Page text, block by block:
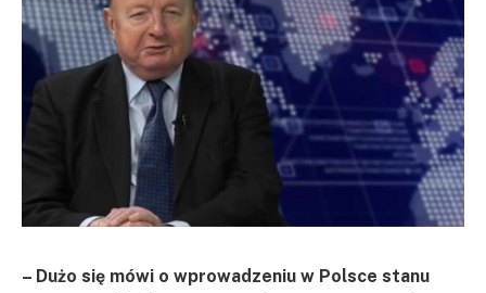
– Dużo się mówi o wprowadzeniu w Polsce stanu